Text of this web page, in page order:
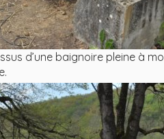
d’une baignoire pleine à